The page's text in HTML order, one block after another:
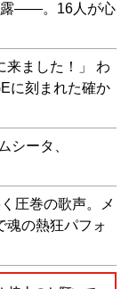
露――。16人が心
来ました！」 わ
に刻まれた確か
シータ、
圧巻の歌声。メ
魂の熱狂パフォ